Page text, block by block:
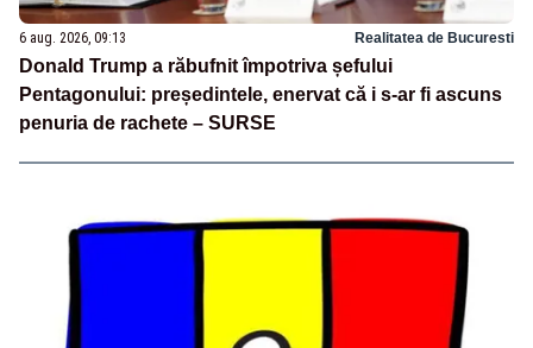
6 aug. 2026, 09:13 Realitatea de Bucuresti
Donald Trump a răbufnit împotriva șefului
Pentagonului: președintele, enervat că i s-ar fi ascuns
penuria de rachete – SURSE